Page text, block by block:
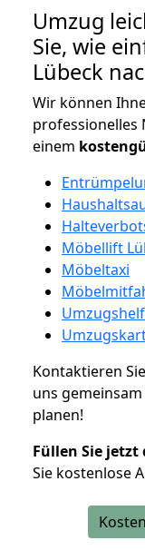
Umzug
Sie, wie
Lübeck
Wir können
professionelles
einem
Möbellift
Möbeltaxi
Kontaktieren
uns
planen!
Füllen Sie jetzt
Sie kostenlose